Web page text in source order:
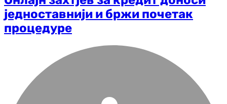
једноставнији и бржи почетак
процедуре